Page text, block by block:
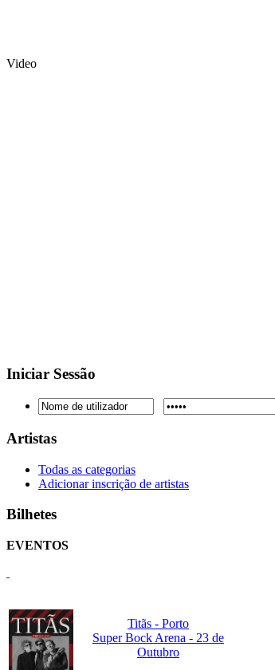
Video
Iniciar Sessão
Artistas
Todas as categorias
Adicionar inscrição de artistas
Bilhetes
EVENTOS
Titãs - Porto
Super Bock Arena - 23 de
Outubro